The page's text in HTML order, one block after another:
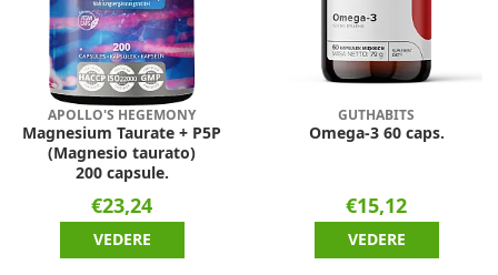
APOLLO'S HEGEMONY
Magnesium Taurate + P5P
(Magnesio taurato)
200 capsule.
€23,24
VEDERE
GUTHABITS
Omega-3 60 caps.
€15,12
VEDERE